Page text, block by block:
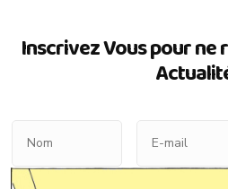
Inscrivez Vous pour ne